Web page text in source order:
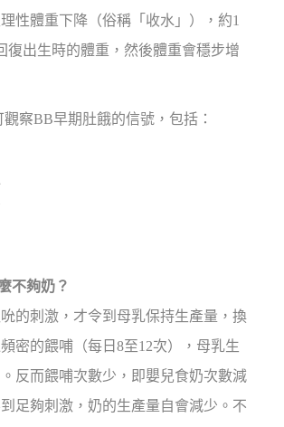
性體重下降（俗稱「收水」），約1
復出生時的體重，然後體重會穩步增
察BB早期肚餓的信號，包括：
不夠奶？
的刺激，才令到母乳保持生產量，換
密的餵哺（每日8至12次），母乳生
反而餵哺次數少，即嬰兒食奶次數減
足夠刺激，奶的生產量自會減少。不